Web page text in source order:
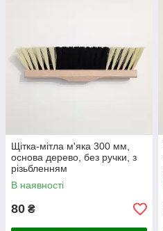
Щітка-мітла м'яка 300 мм,
основа дерево, без ручки, з
різьбленням
В наявності
80 ₴